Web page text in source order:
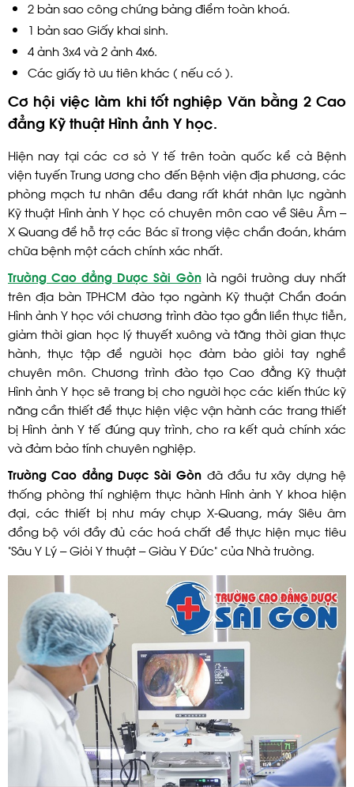
2 bản sao công chứng bảng điểm toàn khoá.
1 bản sao Giấy khai sinh.
4 ảnh 3x4 và 2 ảnh 4x6.
Các giấy tờ ưu tiên khác ( nếu có ).
Cơ hội việc làm khi tốt nghiệp Văn bằng 2 Cao
đẳng Kỹ thuật Hình ảnh Y học.
Hiện nay tại các cơ sở Y tế trên toàn quốc kể cả Bệnh
viện tuyến Trung ương cho đến Bệnh viện địa phương, các
phòng mạch tư nhân đều đang rất khát nhân lực ngành
Kỹ thuật Hình ảnh Y học có chuyên môn cao về Siêu Âm –
X Quang để hỗ trợ các Bác sĩ trong việc chẩn đoán, khám
chữa bệnh một cách chính xác nhất.
Trường Cao đẳng Dược Sài Gònlà ngôi trường duy nhất
trên địa bàn TPHCM đào tạo ngành Kỹ thuật Chẩn đoán
Hình ảnh Y học với chương trình đào tạo gắn liền thực tiễn,
giảm thời gian học lý thuyết xuông và tăng thời gian thực
hành, thực tập để người học đảm bảo giỏi tay nghề
chuyên môn. Chương trình đào tạo Cao đẳng Kỹ thuật
Hình ảnh Y học sẽ trang bị cho người học các kiến thức kỹ
năng cần thiết để thực hiện việc vận hành các trang thiết
bị Hình ảnh Y tế đúng quy trình, cho ra kết quả chính xác
và đảm bảo tính chuyên nghiệp.
Trường Cao đẳng Dược Sài Gòn đã đầu tư xây dựng hệ
thống phòng thí nghiệm thực hành Hình ảnh Y khoa hiện
đại, các thiết bị như máy chụp X-Quang, máy Siêu âm
đồng bộ với đầy đủ các hoá chất để thực hiện mục tiêu
“Sâu Y Lý – Giỏi Y thuật – Giàu Y Đức” của Nhà trường.